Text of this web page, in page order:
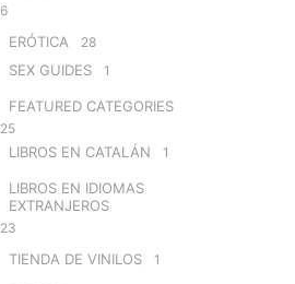
6
ERÓTICA 28
SEX GUIDES 1
FEATURED CATEGORIES
25
LIBROS EN CATALÁN 1
LIBROS EN IDIOMAS
EXTRANJEROS
23
TIENDA DE VINILOS 1